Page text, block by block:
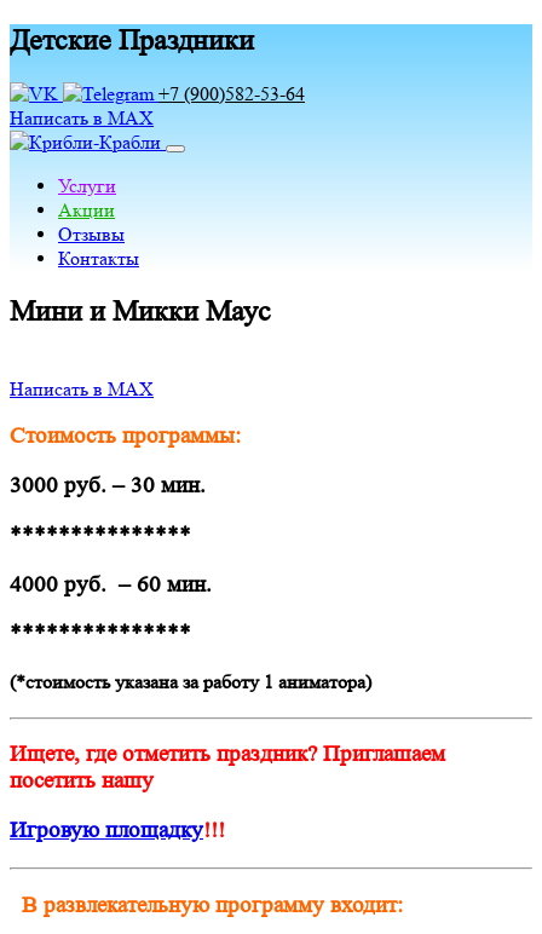
Детские Праздники
+7 (900)582-53-64
Написать в MAX
Услуги
Акции
Отзывы
Контакты
Мини и Микки Маус
Написать в MAX
Стоимость программы:
3000 руб. – 30 мин.
***************
4000 руб. – 60 мин.
***************
(*стоимость указана за работу 1 аниматора)
Ищете, где отметить праздник? Приглашаем
посетить нашу
Игровую площадку!!!
В развлекательную программу входит: